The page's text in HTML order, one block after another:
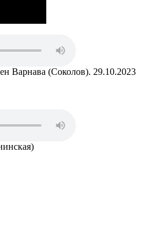
Варнава (Соколов). 29.10.2023